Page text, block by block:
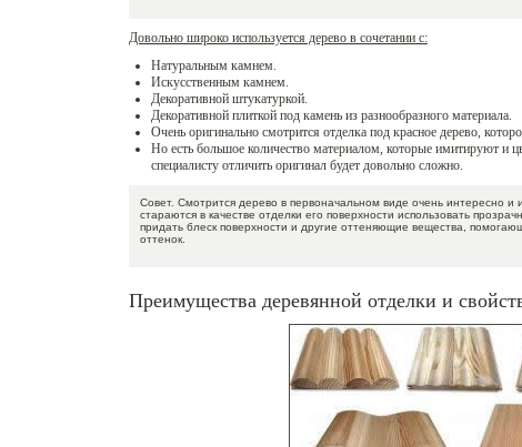
Довольно широко используется дерево в сочетании с:
Натуральным камнем.
Искусственным камнем.
Декоративной штукатуркой.
Декоративной плиткой под камень из разнообразного материала.
Очень оригинально смотрится отделка под красное дерево,
Но есть большое количество материалом, которые имитируют и
специалисту отличить оригинал будет довольно сложно.
Совет. Смотрится дерево в первоначальном виде очень интересно и
стараются в качестве отделки его поверхности использовать
придать блеск поверхности и другие оттеняющие вещества,
оттенок.
Преимущества деревянной отделки и